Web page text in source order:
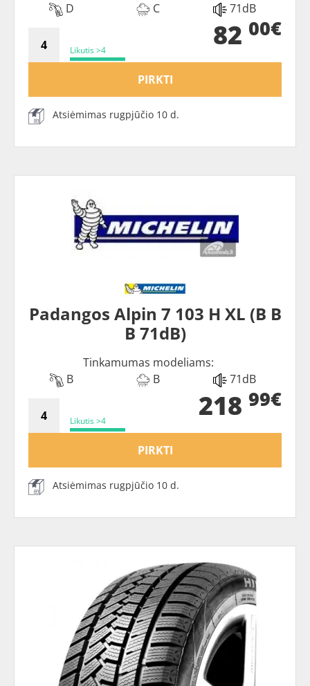
D
C 71dB
Likutis >4 82 00€
PIRKTI
Atsiėmimas rugpjūčio 10 d.
Padangos Alpin 7 103 H XL (B B
B 71dB)
Tinkamumas modeliams:
B
B 71dB
Likutis >4 218 99€
PIRKTI
Atsiėmimas rugpjūčio 10 d.